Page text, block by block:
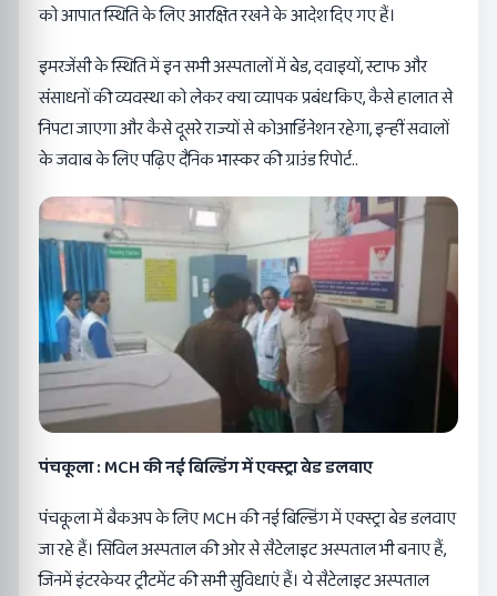
को आपात स्थिति के लिए आरक्षित रखने के आदेश दिए गए हैं।
इमरजेंसी के स्थिति में इन सभी अस्पतालों में बेड, दवाइयों, स्टाफ और
संसाधनों की व्यवस्था को लेकर क्या व्यापक प्रबंध किए, कैसे हालात से
निपटा जाएगा और कैसे दूसरे राज्यों से कोआर्डिनेशन रहेगा, इन्हीं सवालों
के जवाब के लिए पढ़िए दैनिक भास्कर की ग्राउंड रिपोर्ट..
पंचकूला : MCH की नई बिल्डिंग में एक्स्ट्रा बेड डलवाए
पंचकूला में बैकअप के लिए MCH की नई बिल्डिंग में एक्स्ट्रा बेड डलवाए
जा रहे हैं। सिविल अस्पताल की ओर से सैटेलाइट अस्पताल भी बनाए हैं,
जिनमें इंटरकेयर ट्रीटमेंट की सभी सुविधाएं हैं। ये सैटेलाइट अस्पताल